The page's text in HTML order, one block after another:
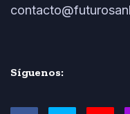
Síguenos: